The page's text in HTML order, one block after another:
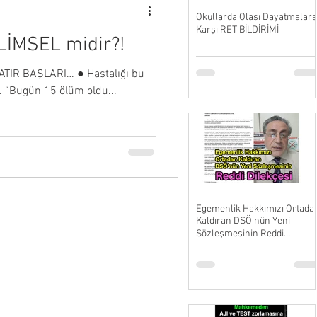
midir?!
BAŞLARI… ● Hastalığı bu
“Bugün 15 ölüm oldu...
Okullarda Olası Dayatmalara
Karşı RET BİLDİRİMİ
Egemenlik Hakkımızı
Kaldıran DSÖ'nün Yeni
Sözleşmesinin Reddi
Dilekçesi